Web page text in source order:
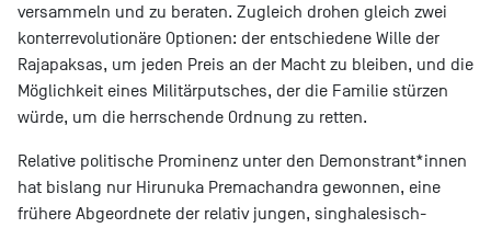
versammeln und zu beraten. Zugleich drohen gleich zwei
konterrevolutionäre Optionen: der entschiedene Wille der
Rajapaksas, um jeden Preis an der Macht zu bleiben, und die
Möglichkeit eines Militärputsches, der die Familie stürzen
würde, um die herrschende Ordnung zu retten.
Relative politische Prominenz unter den Demonstrant*innen
hat bislang nur Hirunuka Premachandra gewonnen, eine
frühere Abgeordnete der relativ jungen, singhalesisch-